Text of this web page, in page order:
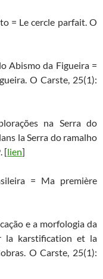
= Le cercle parfait. O
Abismo da Figueira =
O Carste, 25(1):
na Serra do
la Serra do ramalho
[lien]
= Ma première
e a morfologia da
la karstification et la
O Carste, 25(1):